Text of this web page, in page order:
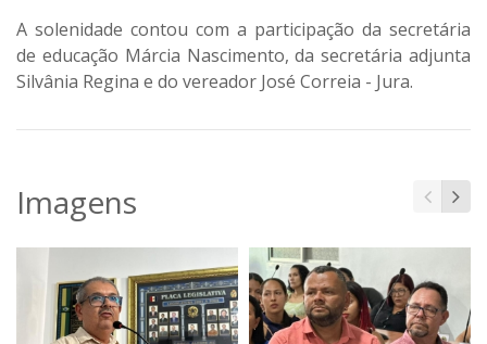
A solenidade contou com a participação da secretária
de educação Márcia Nascimento, da secretária adjunta
Silvânia Regina e do vereador José Correia - Jura.
Imagens